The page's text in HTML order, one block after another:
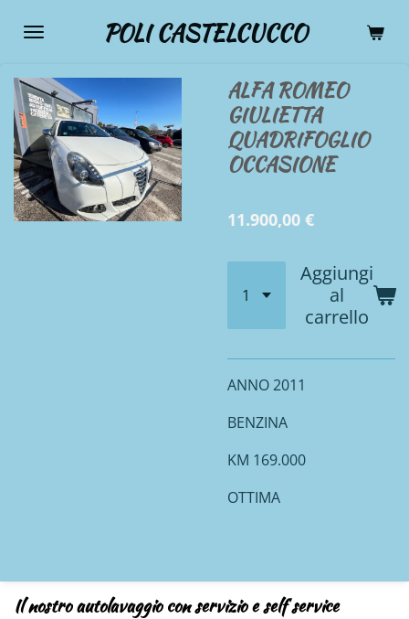
principale
POLI CASTELCUCCO
ALFA ROMEO
GIULIETTA
QUADRIFOGLIO
OCCASIONE
11.900,00 €
Aggiungi
al
carrello
ANNO 2011
BENZINA
KM 169.000
OTTIMA
Il nostro autolavaggio con servizio e self service